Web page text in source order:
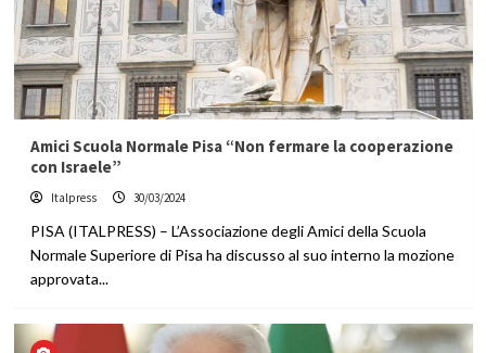
Amici Scuola Normale Pisa “Non fermare la cooperazione
con Israele”
Italpress 30/03/2024
PISA (ITALPRESS) – L’Associazione degli Amici della Scuola
Normale Superiore di Pisa ha discusso al suo interno la mozione
approvata...